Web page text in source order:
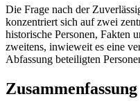
Die Frage nach der
konzentriert sich auf zwei
historische Personen, Fakten
zweitens, inwieweit es eine
Abfassung beteiligten
Zusammenfassung